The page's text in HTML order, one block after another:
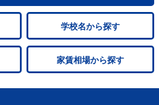
学校名から探す
家賃相場から探す